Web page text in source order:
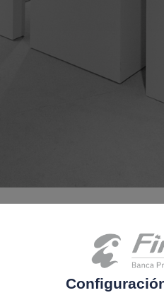
Fineco